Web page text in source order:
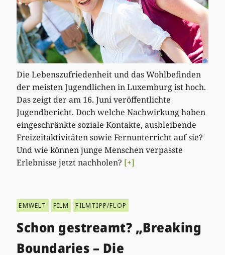
Die Lebenszufriedenheit und das Wohlbefinden
der meisten Jugendlichen in Luxemburg ist hoch.
Das zeigt der am 16. Juni veröffentlichte
Jugendbericht. Doch welche Nachwirkung haben
eingeschränkte soziale Kontakte, ausbleibende
Freizeitaktivitäten sowie Fernunterricht auf sie?
Und wie können junge Menschen verpasste
Erlebnisse jetzt nachholen? [+]
ËMWELT FILM FILMTIPP/FLOP
Schon gestreamt? „Breaking
Boundaries – Die